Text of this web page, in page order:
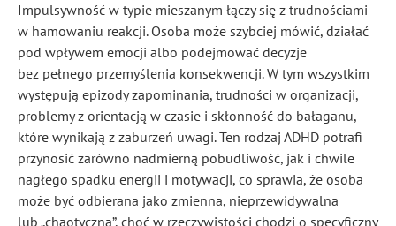
Impulsywność w typie mieszanym łączy się z trudnościami
w hamowaniu reakcji. Osoba może szybciej mówić, działać
pod wpływem emocji albo podejmować decyzje
bez pełnego przemyślenia konsekwencji. W tym wszystkim
występują epizody zapominania, trudności w organizacji,
problemy z orientacją w czasie i skłonność do bałaganu,
które wynikają z zaburzeń uwagi. Ten rodzaj ADHD potrafi
przynosić zarówno nadmierną pobudliwość, jak i chwile
nagłego spadku energii i motywacji, co sprawia, że osoba
może być odbierana jako zmienna, nieprzewidywalna
lub „chaotyczna”, choć w rzeczywistości chodzi o specyficzny